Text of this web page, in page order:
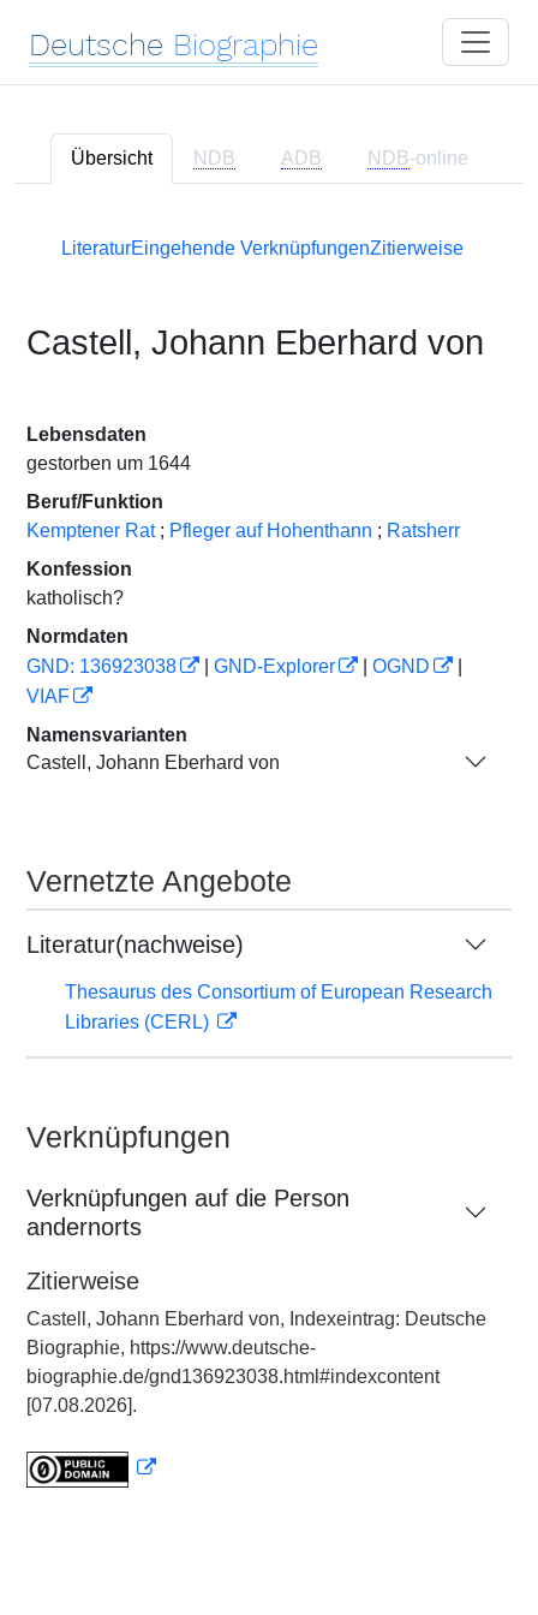
Deutsche Biographie
Übersicht NDB ADB NDB-online
LiteraturEingehende VerknüpfungenZitierweise
Castell, Johann Eberhard von
Lebensdaten
gestorben um 1644
Beruf/Funktion
Kemptener Rat ; Pfleger auf Hohenthann ; Ratsherr
Konfession
katholisch?
Normdaten
GND: 136923038
GND-Explorer OGND
VIAF
Namensvarianten
Castell, Johann Eberhard von
Vernetzte Angebote
Literatur(nachweise)
Thesaurus des Consortium of European Research
Libraries (CERL)
Verknüpfungen
Verknüpfungen auf die Person
andernorts
Zitierweise
Castell, Johann Eberhard von, Indexeintrag: Deutsche
Biographie, https://www.deutsche-
biographie.de/gnd136923038.html#indexcontent
[07.08.2026].